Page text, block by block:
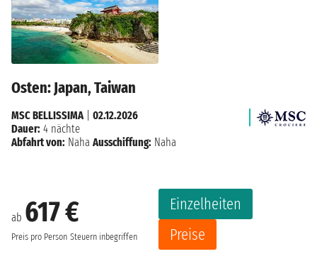
Osten: Japan, Taiwan
ab 617 €
Preis pro Person Steuern inbegriffen
Einzelheiten
Preise
MSC BELLISSIMA
02.12.2026
Dauer: 4 nächte
Abfahrt von: Naha Ausschiffung: Naha